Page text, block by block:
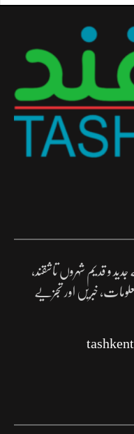
و قدیم شہروں تاشقند،
خبریں اور تجزیے